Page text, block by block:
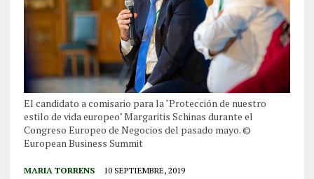
El candidato a comisario para la "Protección de nuestro
estilo de vida europeo" Margaritis Schinas durante el
Congreso Europeo de Negocios del pasado mayo. ©
European Business Summit
MARIA TORRENS 10 SEPTIEMBRE, 2019